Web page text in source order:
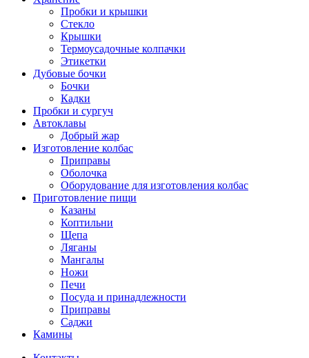
Пробки и крышки
Стекло
Крышки
Термоусадочные колпачки
Этикетки
Дубовые бочки
Бочки
Кадки
Пробки и сургуч
Автоклавы
Добрый жар
Изготовление колбас
Приправы
Оболочка
Оборудование для изготовления колбас
Приготовление пищи
Казаны
Коптильни
Щепа
Ляганы
Мангалы
Ножи
Печи
Посуда и принадлежности
Приправы
Саджи
Камины